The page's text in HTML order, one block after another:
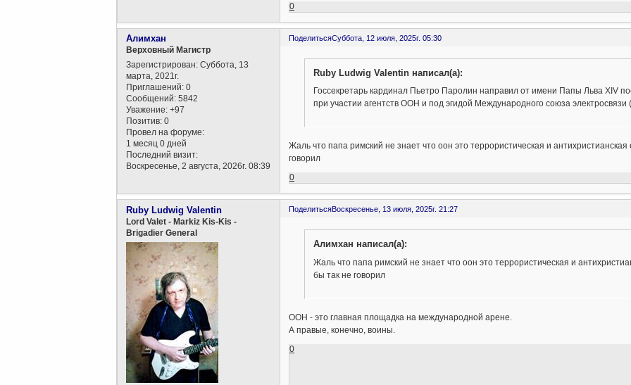
0
ПоделитьсяСуббота, 12 июля, 2025г. 05:30
Алимхан
Верховный Магистр
Зарегистрирован: Суббота, 13
марта, 2021г.
Приглашений: 0
Сообщений: 5842
Уважение: +97
Позитив: 0
Провел на форуме:
1 месяц 0 дней
Последний визит:
Воскресенье, 2 августа, 2026г. 08:39
Ruby Ludwig Valentin написал(а):
Госсекретарь кардинал Пьетро Паролин направил от имени Папы Льва XIV
при участии агентств ООН и под эгидой Международного союза
Жаль что папа римский не знает что оон это террористическая и
говорил
0
ПоделитьсяВоскресенье, 13 июля, 2025г. 21:27
Ruby Ludwig Valentin
Lord Valet - Markiz Kis-Kis -
Brigadier General
Алимхан написал(а):
Жаль что папа римский не знает что оон это террористическая и
бы так не говорил
ООН - это главная площадка на международной арене.
А правые, конечно, воины.
0